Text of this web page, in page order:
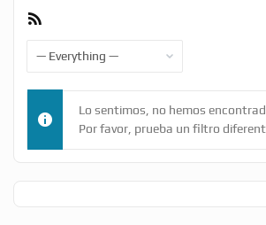
Lo sentimos, no hemos
Por favor, prueba un filtro